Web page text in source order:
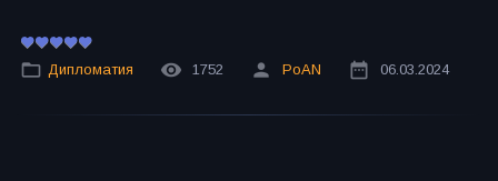
Дипломатия 1752 PoAN 06.03.2024